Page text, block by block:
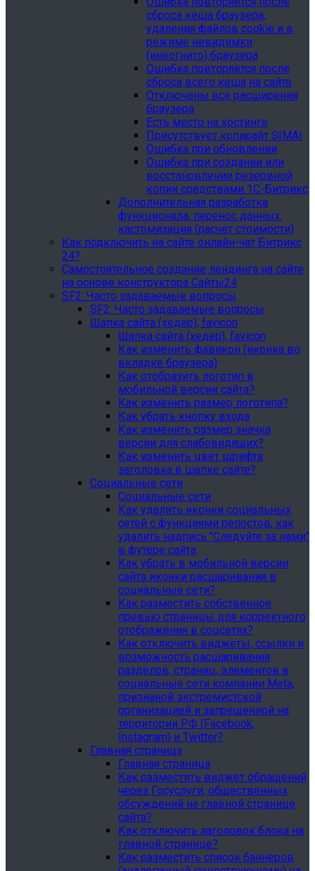
сброса кеша браузера,
удаления файлов cookie и в
режиме невидимки
(инкогнито) браузера
Ошибка повторяется после
сброса всего кеша на сайте
Отключены все расширения
браузера
Есть место на хостинге
Присутствует копирайт SIMAI
Ошибка при обновлении
Ошибка при создании или
восстановлении резервной
копии средствами 1С-Битрикс
Дополнительная разработка
функционала, перенос данных,
кастомизация (расчет стоимости)
Как подключить на сайте онлайн-чат Битрикс
24?
Самостоятельное создание лендинга на сайте
на основе конструктора Сайты24
SF2: Часто задаваемые вопросы
SF2: Часто задаваемые вопросы
Шапка сайта (хедер), favicon
Шапка сайта (хедер), favicon
Как изменить фавикон (иконка во
вкладке браузера)
Как отобразить логотип в
мобильной версии сайта?
Как изменить размер логотипа?
Как убрать кнопку входа
Как изменить размер значка
версии для слабовидящих?
Как изменить цвет шрифта
заголовка в шапке сайте?
Социальные сети
Социальные сети
Как удалить иконки социальных
сетей с функциями репостов, как
удалить надпись "Следуйте за нами"
в футере сайта
Как убрать в мобильной версии
сайта иконки расшаривания в
социальные сети?
Как разместить собственное
превью страницы для корректного
отображения в соцсетях?
Как отключить виджеты, ссылки и
возможность расшаривания
разделов, страниц, элементов в
социальные сети компании Meta,
признаной экстремистской
организацией и запрещенной на
территории РФ (Facebook,
Instagram) и Twitter?
Главная страница
Главная страница
Как разместить виджет обращений
через Госуслуги, общественных
обсуждений на главной странице
сайта?
Как отключить заголовок блока на
главной странице?
Как разместить список баннеров